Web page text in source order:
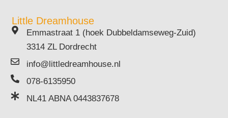
Little Dreamhouse
Emmastraat 1 (hoek Dubbeldamseweg-Zuid)
3314 ZL Dordrecht
info@littledreamhouse.nl
078-6135950
NL41 ABNA 0443837678